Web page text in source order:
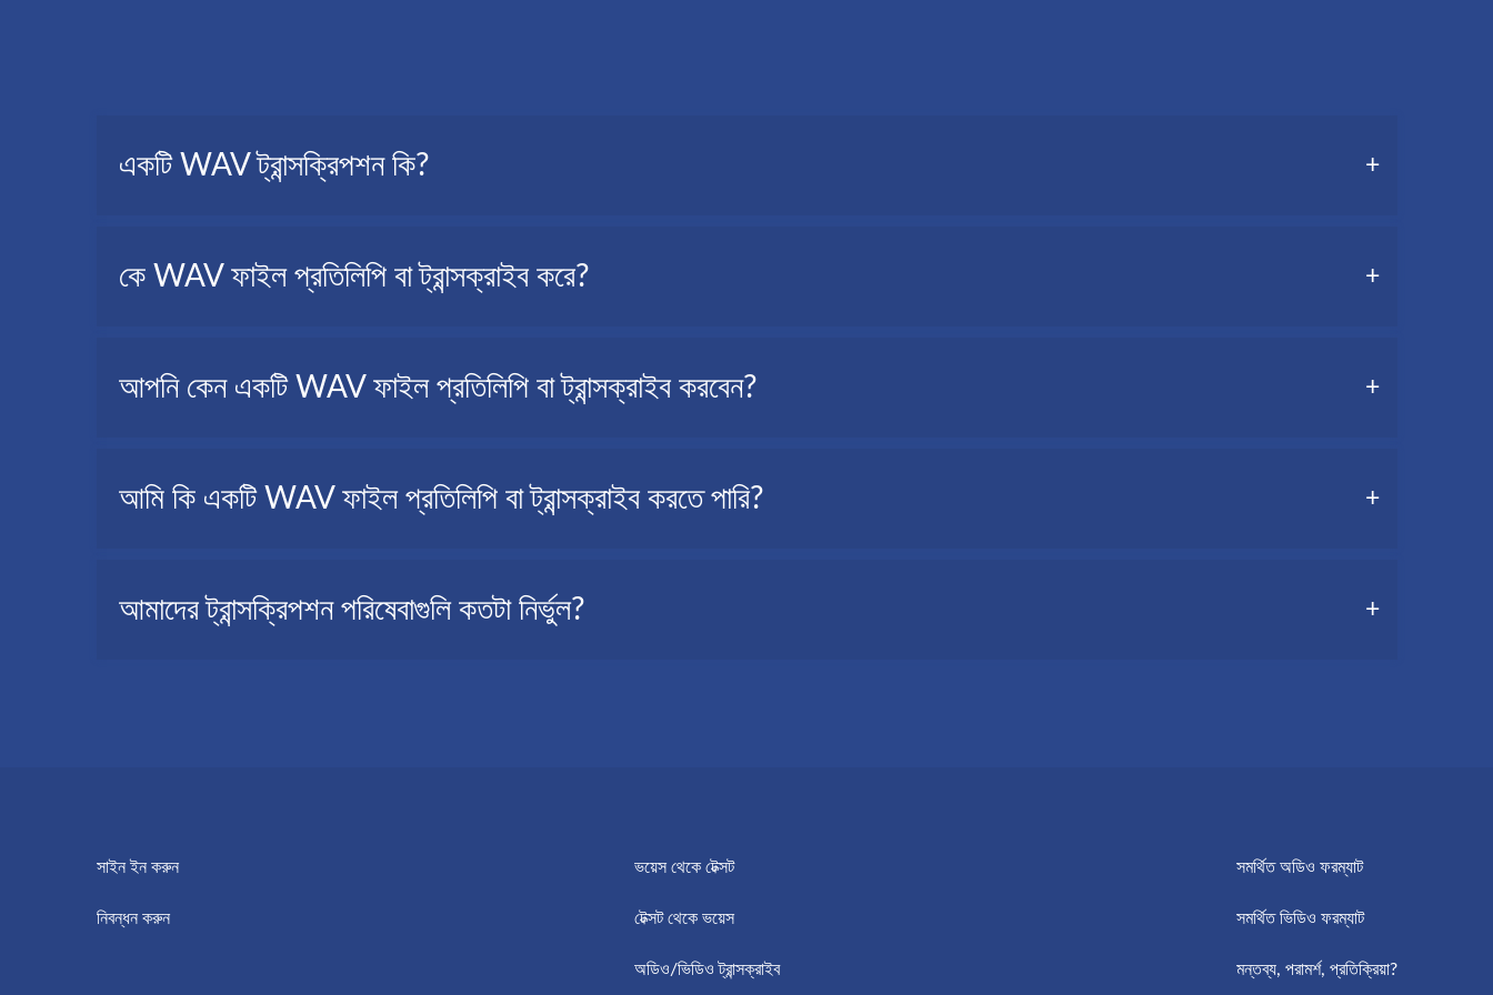
একটি WAV ট্রান্সক্রিপশন কি?
একটি WAV ট্রান্সক্রিপশন, যাকে অডিও ট্রান্সক্রিপশনও বলা হয়, এটি আপনার অডিও ফাইলে বলা সমস্ত শব্দের একটি লিখিত সংস্করণ।
কে WAV ফাইল প্রতিলিপি বা ট্রান্সক্রাইব করে?
সাংবাদিক, ভিডিও নির্মাতা, বিভিন্ন ব্যক্তি, ছাত্র-ছাত্রী ইত্যাদি...
আপনি কেন একটি WAV ফাইল প্রতিলিপি বা ট্রান্সক্রাইব করবেন?
একটি WAV থেকে টেক্সট-এ প্রতিলিপি বা ট্রান্সক্রাইব করা কিছু পরিস্থিতিতে উপকারী হতে পারে, যেমন:
আমি কি একটি WAV ফাইল প্রতিলিপি বা ট্রান্সক্রাইব করতে পারি?
হ্যাঁ, আপনি WAV এর মাধ্যমে একটি AudioScripto ফাইলকে টেক্সট-এ প্রতিলিপি বা ট্রান্সক্রাইব করতে পারেন: আমাদের অনলাইন ট্রান্সক্রিপশন পরিষেবা৷
সফটওয়্যারটি নির্ভুল এবং ব্যবহার করা সহজ। পরিষেবাতে নিবন্ধন করতে এবং কয়েক মিনিটের মধ্যে ইমেলের মাধ্যমে আপনার ট্রান্সক্রিপশন পাওয়ার জন্য শুধুমাত্র ৩টি ধাপ প্রয়োজন।
আমাদের ট্রান্সক্রিপশন পরিষেবাগুলি কতটা নির্ভুল?
সাইন ইন করুন
নিবন্ধন করুন
ভয়েস থেকে টেক্সট
টেক্সট থেকে ভয়েস
অডিও/ভিডিও ট্রান্সক্রাইব
সমর্থিত অডিও ফরম্যাট
সমর্থিত ভিডিও ফরম্যাট
মন্তব্য, পরামর্শ, প্রতিক্রিয়া?